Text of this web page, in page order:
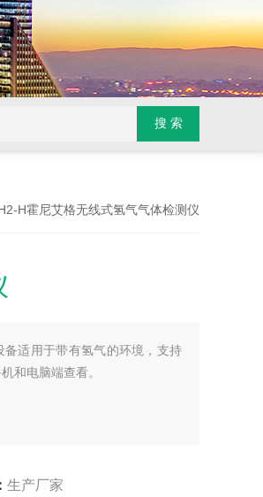
H霍尼艾格无线式氢气气体检测仪
适用于带有氢气的环境，支持
和电脑端查看。
生产厂家